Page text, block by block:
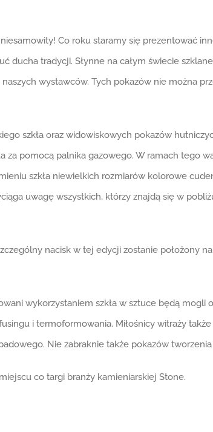
Co roku staramy się prezentować
ducha tradycji. Słynne na całym świecie
wystawców. Tych pokazów nie można
szkła oraz widowiskowych pokazów
za pomocą palnika gazowego. W ramach tego
szkła niewielkich rozmiarów kolorowe
uwagę wszystkich, którzy znajdą się w
nacisk w tej edycji zostanie położony
wykorzystaniem szkła w sztuce będą mogli
i termoformowania. Miłośnicy witraży
Nie zabraknie także pokazów
co targi branży kamieniarskiej Stone.